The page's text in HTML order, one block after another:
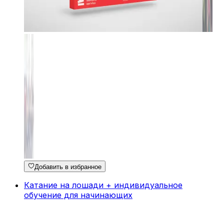
Добавить в избранное
Катание на лошади + индивидуальное
обучение для начинающих